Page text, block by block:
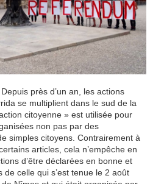
près d’un an, les actions
se multiplient dans le sud de la
citoyenne » est utilisée pour
non pas par des
simples citoyens. Contrairement à
articles, cela n’empêche en
d’être déclarées en bonne et
de celle qui s’est tenue le 2 août